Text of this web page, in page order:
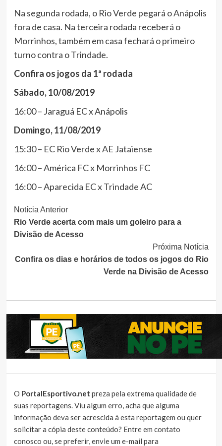
Na segunda rodada, o Rio Verde pegará o Anápolis
fora de casa. Na terceira rodada receberá o
Morrinhos, também em casa fechará o primeiro
turno contra o Trindade.
Confira os jogos da 1ª rodada
Sábado, 10/08/2019
16:00 – Jaraguá EC x Anápolis
Domingo, 11/08/2019
15:30 – EC Rio Verde x AE Jataiense
16:00 – América FC x Morrinhos FC
16:00 – Aparecida EC x Trindade AC
Continue
Lendo
Notícia Anterior
Rio Verde acerta com mais um goleiro para a
Divisão de Acesso
Próxima Notícia
Confira os dias e horários de todos os jogos do Rio
Verde na Divisão de Acesso
O PortalEsportivo.net preza pela extrema qualidade de
suas reportagens. Viu algum erro, acha que alguma
informação deva ser acrescida à esta reportagem ou quer
solicitar a cópia deste conteúdo? Entre em contato
conosco ou, se preferir, envie um e-mail para